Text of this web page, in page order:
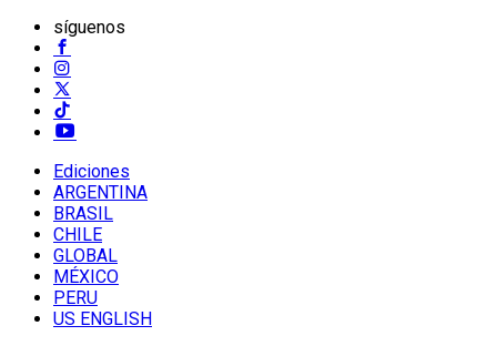
síguenos
Ediciones
ARGENTINA
BRASIL
CHILE
GLOBAL
MÉXICO
PERU
US ENGLISH